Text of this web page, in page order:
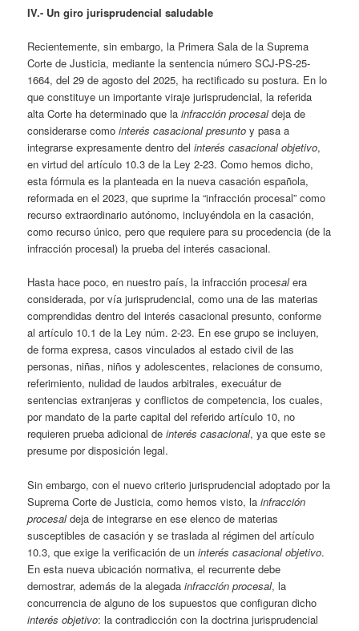
IV.- Un giro jurisprudencial saludable
Recientemente, sin embargo, la Primera Sala de la Suprema
Corte de Justicia, mediante la sentencia número SCJ-PS-25-
1664, del 29 de agosto del 2025, ha rectificado su postura. En lo
que constituye un importante viraje jurisprudencial, la referida
alta Corte ha determinado que lainfracción procesaldeja de
considerarse comointerés casacional presunto y pasa a
integrarse expresamente dentro delinterés casacional objetivo,
en virtud del artículo 10.3 de la Ley 2-23. Como hemos dicho,
esta fórmula es la planteada en la nueva casación española,
reformada en el 2023, que suprime la “infracción procesal” como
recurso extraordinario autónomo, incluyéndola en la casación,
como recurso único, pero que requiere para su procedencia (de la
infracción procesal) la prueba del interés casacional.
Hasta hace poco, en nuestro país, la infracción procesalera
considerada, por vía jurisprudencial, como una de las materias
comprendidas dentro del interés casacional presunto, conforme
al artículo 10.1 de la Ley núm. 2-23. En ese grupo se incluyen,
de forma expresa, casos vinculados al estado civil de las
personas, niñas, niños y adolescentes, relaciones de consumo,
referimiento, nulidad de laudos arbitrales, execuátur de
sentencias extranjeras y conflictos de competencia, los cuales,
por mandato de la parte capital del referido artículo 10, no
requieren prueba adicional deinterés casacional, ya que este se
presume por disposición legal.
Sin embargo, con el nuevo criterio jurisprudencial adoptado por la
Suprema Corte de Justicia, como hemos visto, lainfracción
procesaldeja de integrarse en ese elenco de materias
susceptibles de casación y se traslada al régimen del artículo
10.3, que exige la verificación de uninterés casacional objetivo.
En esta nueva ubicación normativa, el recurrente debe
demostrar, además de la alegadainfracción procesal, la
concurrencia de alguno de los supuestos que configuran dicho
interés objetivo: la contradicción con la doctrina jurisprudencial